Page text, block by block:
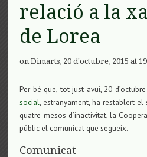
relació a la
de Lorea
on Dimarts, 20 d'octubre, 2015 at
Per bé que, tot just avui, 20
social, estranyament, ha restablert
quatre mesos d’inactivitat, la
públic el comunicat que segueix.
Comunicat